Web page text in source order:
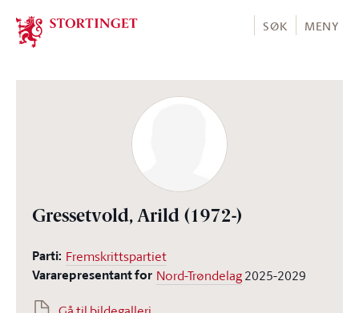
Stortinget.no
SØK MENY
Gressetvold, Arild (1972-)
Parti: Fremskrittspartiet
Vararepresentant for Nord-Trøndelag2025-2029